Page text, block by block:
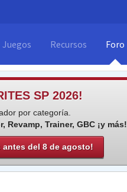
Juegos Recursos Foro
SP 2026!
por categoría.
Revamp, Trainer, GBC ¡y más!
antes del 8 de agosto!